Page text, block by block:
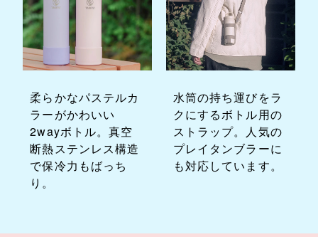
柔らかなパステルカ
ラーがかわいい
2wayボトル。真空
断熱ステンレス構造
で保冷力もばっち
り。
水筒の持ち運びをラ
クにするボトル用の
ストラップ。人気の
プレイタンブラーに
も対応しています。